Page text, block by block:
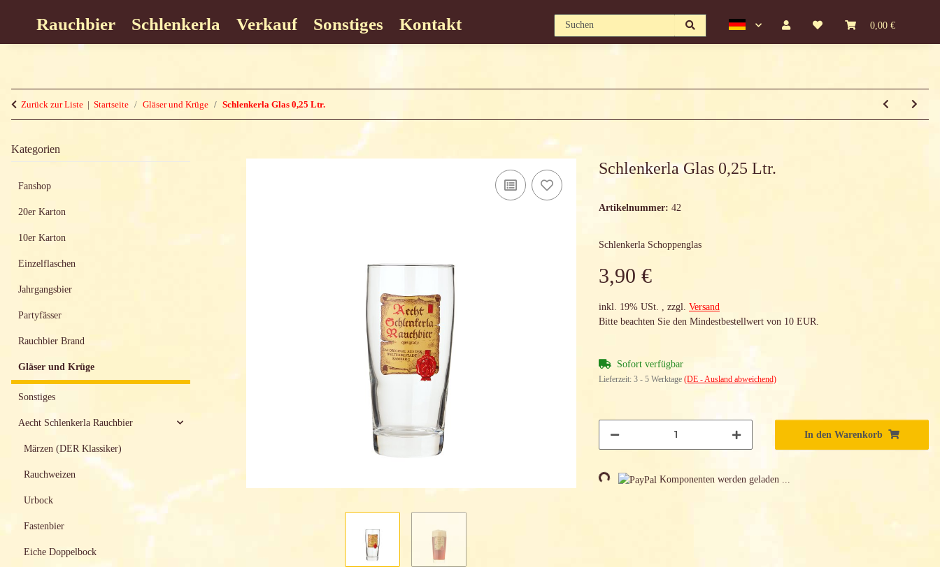
0,00 €
Rauchbier Schlenkerla Verkauf Sonstiges Kontakt
Zurück zur Liste Startseite Gläser und Krüge Schlenkerla Glas 0,25 Ltr.
Schlenkerla Glas 0,25 Ltr.
Artikelnummer: 42
Schlenkerla Schoppenglas
3,90 €
inkl. 19% USt. , zzgl. Versand
Bitte beachten Sie den Mindestbestellwert von 10 EUR.
Sofort verfügbar
Lieferzeit: 3 - 5 Werktage (DE - Ausland abweichend)
In den Warenkorb
Loading... Komponenten werden geladen ...
Kategorien
Fanshop
20er Karton
10er Karton
Einzelflaschen
Jahrgangsbier
Partyfässer
Rauchbier Brand
Gläser und Krüge
Sonstiges
Aecht Schlenkerla Rauchbier
Märzen (DER Klassiker)
Rauchweizen
Urbock
Fastenbier
Eiche Doppelbock